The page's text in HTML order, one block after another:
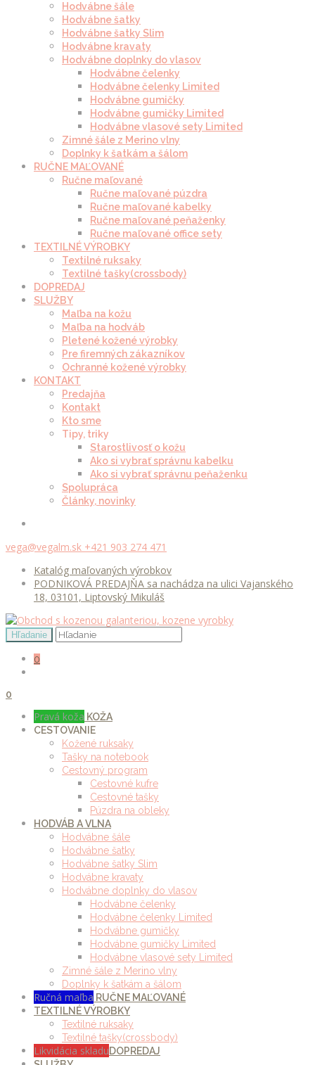
Hodvábne šále
Hodvábne šatky
Hodvábne šatky Slim
Hodvábne kravaty
Hodvábne doplnky do vlasov
Hodvábne čelenky
Hodvábne čelenky Limited
Hodvábne gumičky
Hodvábne gumičky Limited
Hodvábne vlasové sety Limited
Zimné šále z Merino vlny
Doplnky k šatkám a šálom
RUČNE MAĽOVANÉ
Ručne maľované
Ručne maľované púzdra
Ručne maľované kabelky
Ručne maľované peňaženky
Ručne maľované office sety
TEXTILNÉ VÝROBKY
Textilné ruksaky
Textilné tašky(crossbody)
DOPREDAJ
SLUŽBY
Maľba na kožu
Maľba na hodváb
Pletené kožené výrobky
Pre firemných zákazníkov
Ochranné kožené výrobky
KONTAKT
Predajňa
Kontakt
Kto sme
Tipy, triky
Starostlivosť o kožu
Ako si vybrať správnu kabelku
Ako si vybrať správnu peňaženku
Spolupráca
Články, novinky
vega@vegalm.sk +421 903 274 471
Katalóg maľovaných výrobkov
PODNIKOVÁ PREDAJŇA sa nachádza na ulici Vajanského
18, 03101, Liptovský Mikuláš
0
0
Pravá koža KOŽA
CESTOVANIE
Kožené ruksaky
Tašky na notebook
Cestovný program
Cestovné kufre
Cestovné tašky
Púzdra na obleky
HODVÁB A VLNA
Hodvábne šále
Hodvábne šatky
Hodvábne šatky Slim
Hodvábne kravaty
Hodvábne doplnky do vlasov
Hodvábne čelenky
Hodvábne čelenky Limited
Hodvábne gumičky
Hodvábne gumičky Limited
Hodvábne vlasové sety Limited
Zimné šále z Merino vlny
Doplnky k šatkám a šálom
Ručná maľba RUČNE MAĽOVANÉ
TEXTILNÉ VÝROBKY
Textilné ruksaky
Textilné tašky(crossbody)
Likvidácia skladuDOPREDAJ